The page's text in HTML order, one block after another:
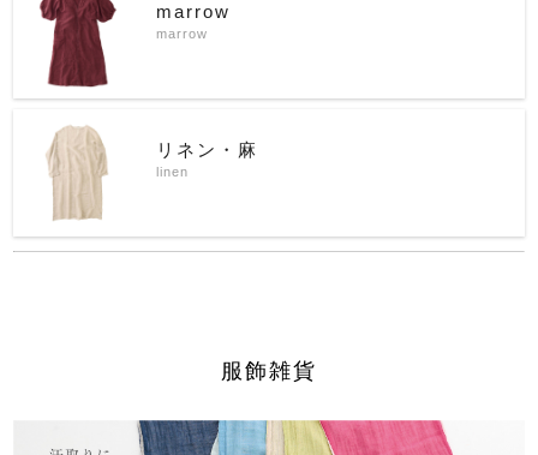
marrow
marrow
リネン・麻
linen
服飾雑貨